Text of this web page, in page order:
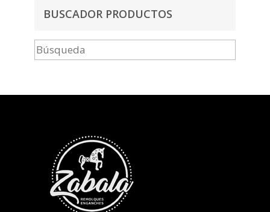
BUSCADOR PRODUCTOS